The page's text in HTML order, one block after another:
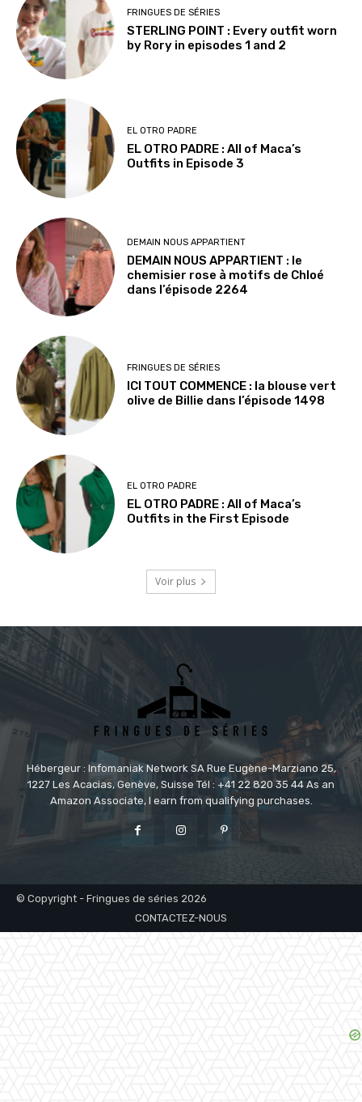
FRINGUES DE SÉRIES
STERLING POINT : Every outfit worn
by Rory in episodes 1 and 2
EL OTRO PADRE
EL OTRO PADRE : All of Maca’s
Outfits in Episode 3
DEMAIN NOUS APPARTIENT
DEMAIN NOUS APPARTIENT : le
chemisier rose à motifs de Chloé
dans l’épisode 2264
FRINGUES DE SÉRIES
ICI TOUT COMMENCE : la blouse vert
olive de Billie dans l’épisode 1498
EL OTRO PADRE
EL OTRO PADRE : All of Maca’s
Outfits in the First Episode
Voir plus
Hébergeur : Infomaniak Network SA Rue Eugène-Marziano 25,
1227 Les Acacias, Genève, Suisse Tél : +41 22 820 35 44 As an
Amazon Associate, I earn from qualifying purchases.
© Copyright - Fringues de séries 2026
CONTACTEZ-NOUS